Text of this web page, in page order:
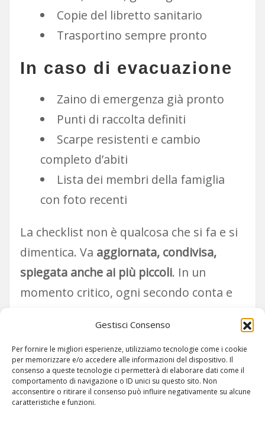
Gestisci Consenso
Per fornire le migliori esperienze, utilizziamo tecnologie come i cookie
per memorizzare e/o accedere alle informazioni del dispositivo. Il
consenso a queste tecnologie ci permetterà di elaborare dati come il
comportamento di navigazione o ID unici su questo sito. Non
acconsentire o ritirare il consenso può influire negativamente su alcune
caratteristiche e funzioni.
Copie del libretto sanitario
Trasportino sempre pronto
In caso di evacuazione
Zaino di emergenza già pronto
Punti di raccolta definiti
Scarpe resistenti e cambio
completo d’abiti
Lista dei membri della famiglia
con foto recenti
La checklist non è qualcosa che si fa e si
dimentica. Va aggiornata, condivisa,
spiegata anche ai più piccoli. In un
momento critico, ogni secondo conta e
fare la differenza.